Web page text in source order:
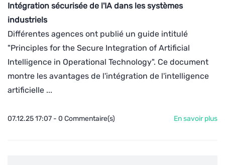
Intégration sécurisée de l'IA dans les systèmes
industriels
Différentes agences ont publié un guide intitulé
"Principles for the Secure Integration of Artificial
Intelligence in Operational Technology". Ce document
montre les avantages de l'intégration de l'intelligence
artificielle ...
07.12.25 17:07 - 0 Commentaire(s) En savoir plus